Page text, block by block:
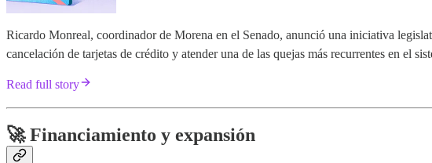
Ricardo Monreal, coordinador de Morena en el Senado, anunció una iniciativa
cancelación de tarjetas de crédito y atender una de las quejas más recurrentes en el
Read full story
🚀 Financiamiento y expansión